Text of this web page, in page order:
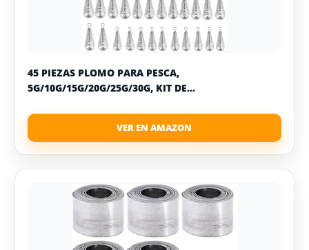
45 PIEZAS PLOMO PARA PESCA,
5G/10G/15G/20G/25G/30G, KIT DE...